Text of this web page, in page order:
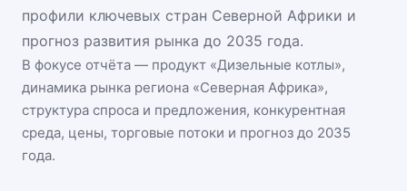
профили ключевых стран Северной Африки и
прогноз развития рынка до 2035 года.
В фокусе отчёта — продукт «Дизельные котлы»,
динамика рынка региона «Северная Африка»,
структура спроса и предложения, конкурентная
среда, цены, торговые потоки и прогноз до 2035
года.